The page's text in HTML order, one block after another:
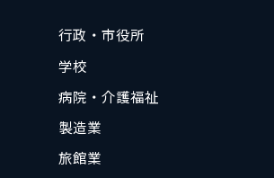
行政・市役所
学校
病院・介護福祉
製造業
旅館業